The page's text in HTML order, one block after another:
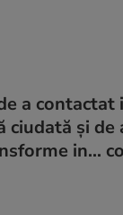
a contactat
ciudată şi de
in...